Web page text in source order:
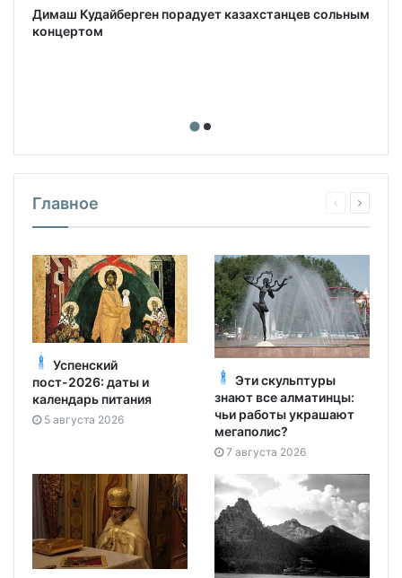
Димаш Кудайберген порадует казахстанцев сольным
концертом
Главное
Успенский
пост-2026: даты и
календарь питания
5 августа 2026
Эти скульптуры
знают все алматинцы:
чьи работы украшают
мегаполис?
7 августа 2026